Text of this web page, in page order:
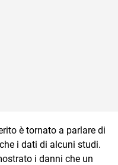
è tornato a parlare di
i dati di alcuni studi.
i danni che un